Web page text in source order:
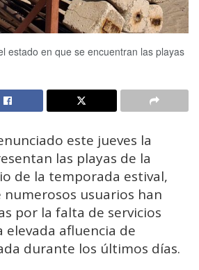
estado en que se encuentran las playas
este jueves la
las playas de la
de la temporada estival,
usuarios han
por la falta de servicios
elevada afluencia de
durante los últimos días.